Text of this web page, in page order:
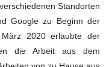
Standorten
Google zu Beginn der
2020 erlaubte der
die Arbeit aus dem